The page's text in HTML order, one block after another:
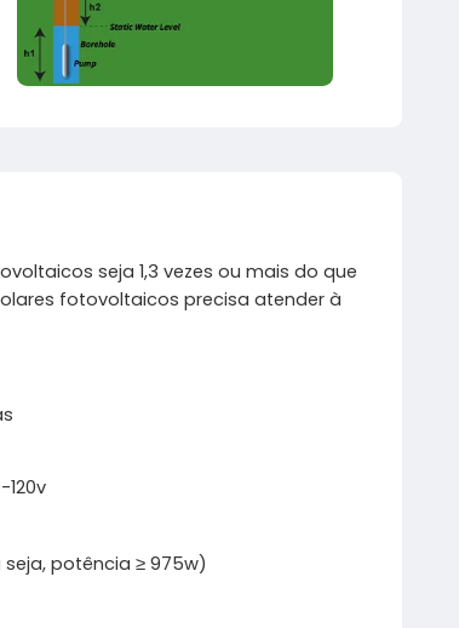
seja 1,3 vezes ou mais do que
fotovoltaicos precisa atender à
potência ≥ 975w)